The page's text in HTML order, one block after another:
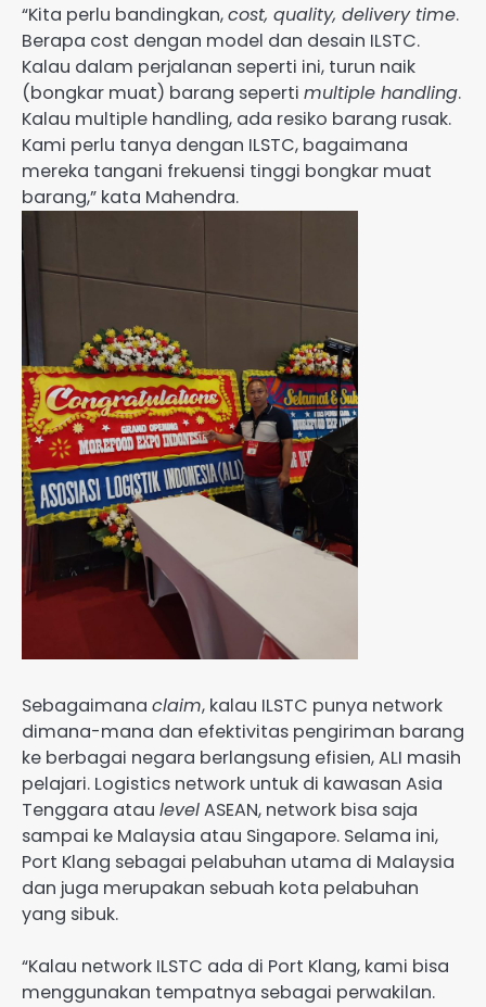
“Kita perlu bandingkan,cost, quality, delivery time.
Berapa cost dengan model dan desain ILSTC.
Kalau dalam perjalanan seperti ini, turun naik
(bongkar muat) barang seperti multiple handling.
Kalau multiple handling, ada resiko barang rusak.
Kami perlu tanya dengan ILSTC, bagaimana
mereka tangani frekuensi tinggi bongkar muat
barang,” kata Mahendra.
Sebagaimana claim, kalau ILSTC punya network
dimana-mana dan efektivitas pengiriman barang
ke berbagai negara berlangsung efisien, ALI masih
pelajari. Logistics network untuk di kawasan Asia
Tenggara atau levelASEAN, network bisa saja
sampai ke Malaysia atau Singapore. Selama ini,
Port Klang sebagai pelabuhan utama di Malaysia
dan juga merupakan sebuah kota pelabuhan
yang sibuk.
“Kalau network ILSTC ada di Port Klang, kami bisa
menggunakan tempatnya sebagai perwakilan.